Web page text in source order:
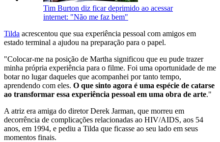
Tim Burton diz ficar deprimido ao acessar
internet: "Não me faz bem"
Tilda acrescentou que sua experiência pessoal com amigos em
estado terminal a ajudou na preparação para o papel.
"Colocar-me na posição de Martha significou que eu pude trazer
minha própria experiência para o filme. Foi uma oportunidade de me
botar no lugar daqueles que acompanhei por tanto tempo,
aprendendo com eles. O que sinto agora é uma espécie de catarse
ao transformar essa experiência pessoal em uma obra de arte."
A atriz era amiga do diretor Derek Jarman, que morreu em
decorrência de complicações relacionadas ao HIV/AIDS, aos 54
anos, em 1994, e pediu a Tilda que ficasse ao seu lado em seus
momentos finais.